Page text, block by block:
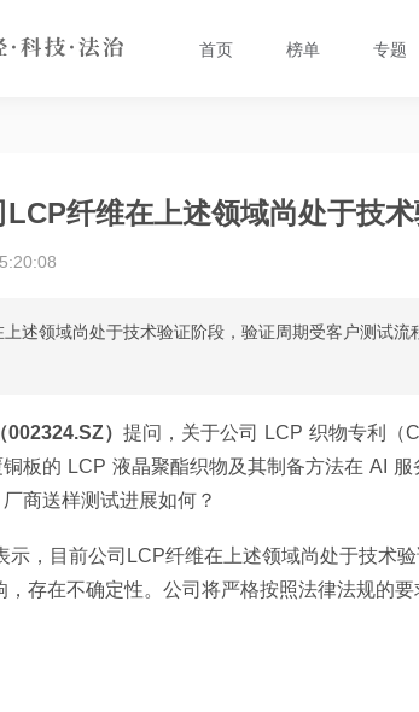
首页 榜单 专题
纤维在上述领域尚处于技
上述领域尚处于技术验证阶段，验证周期受客户测试
） 提问，关于公司 LCP 织物专利（
板的 LCP 液晶聚酯织物及其制备方法在 AI
商送样测试进展如何？
示，目前公司LCP纤维在上述领域尚处于技术
，存在不确定性。公司将严格按照法律法规的